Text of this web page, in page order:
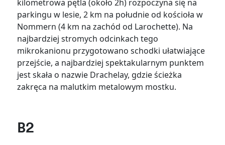
kilometrowa pętla (około 2h) rozpoczyna się na
parkingu w lesie, 2 km na południe od kościoła w
Nommern (4 km na zachód od Larochette). Na
najbardziej stromych odcinkach tego
mikrokanionu przygotowano schodki ułatwiające
przejście, a najbardziej spektakularnym punktem
jest skała o nazwie Drachelay, gdzie ścieżka
zakręca na malutkim metalowym mostku.
B2